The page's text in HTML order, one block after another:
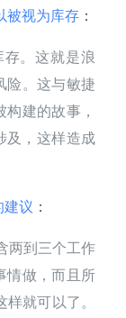
被视为库存 ：
存。这就是浪
险。这与敏捷
建的故事，
及，这样造成
建议 ：
两到三个工作
情做，而且所
就可以了。